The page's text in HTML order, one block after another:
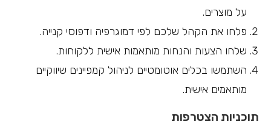
על מוצרים.
פלחו את הקהל שלכם לפי דמוגרפיה ודפוסי קנייה.
שלחו הצעות והנחות מותאמות אישית ללקוחות.
השתמשו בכלים אוטומטיים לניהול קמפיינים שיווקיים
מותאמים אישית.
תוכניות הצטרפות